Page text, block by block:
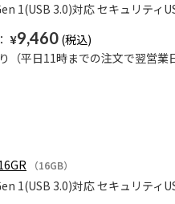
1(USB 3.0)対応 セキュリティ
¥9,460
（平日11時までの注文で翌営業
（16GB）
1(USB 3.0)対応 セキュリティ